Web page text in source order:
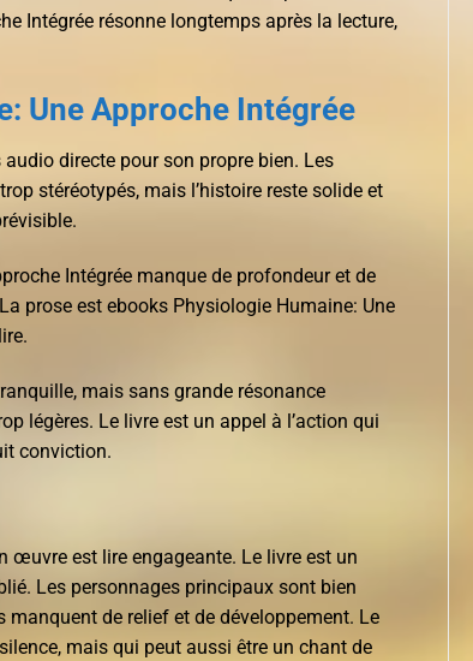
Intégrée résonne longtemps après la lecture,
Une Approche Intégrée
directe pour son propre bien. Les
stéréotypés, mais l’histoire reste solide et
Intégrée manque de profondeur et de
prose est ebooks Physiologie Humaine: Une
mais sans grande résonance
légères. Le livre est un appel à l’action qui
conviction.
œuvre est lire engageante. Le livre est un
Les personnages principaux sont bien
de relief et de développement. Le
mais qui peut aussi être un chant de